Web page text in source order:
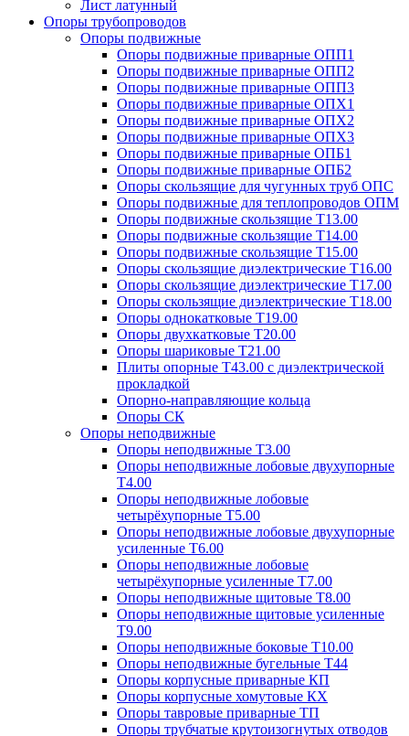
Лист латунный
Опоры трубопроводов
Опоры подвижные
Опоры подвижные приварные ОПП1
Опоры подвижные приварные ОПП2
Опоры подвижные приварные ОПП3
Опоры подвижные приварные ОПХ1
Опоры подвижные приварные ОПХ2
Опоры подвижные приварные ОПХ3
Опоры подвижные приварные ОПБ1
Опоры подвижные приварные ОПБ2
Опоры скользящие для чугунных труб ОПС
Опоры подвижные для теплопроводов ОПМ
Опоры подвижные скользящие Т13.00
Опоры подвижные скользящие Т14.00
Опоры подвижные скользящие Т15.00
Опоры скользящие диэлектрические Т16.00
Опоры скользящие диэлектрические Т17.00
Опоры скользящие диэлектрические Т18.00
Опоры однокатковые Т19.00
Опоры двухкатковые Т20.00
Опоры шариковые Т21.00
Плиты опорные Т43.00 с диэлектрической
прокладкой
Опорно-направляющие кольца
Опоры СК
Опоры неподвижные
Опоры неподвижные Т3.00
Опоры неподвижные лобовые двухупорные
Т4.00
Опоры неподвижные лобовые
четырёхупорные Т5.00
Опоры неподвижные лобовые двухупорные
усиленные Т6.00
Опоры неподвижные лобовые
четырёхупорные усиленные Т7.00
Опоры неподвижные щитовые Т8.00
Опоры неподвижные щитовые усиленные
Т9.00
Опоры неподвижные боковые Т10.00
Опоры неподвижные бугельные Т44
Опоры корпусные приварные КП
Опоры корпусные хомутовые КХ
Опоры тавровые приварные ТП
Опоры трубчатые крутоизогнутых отводов